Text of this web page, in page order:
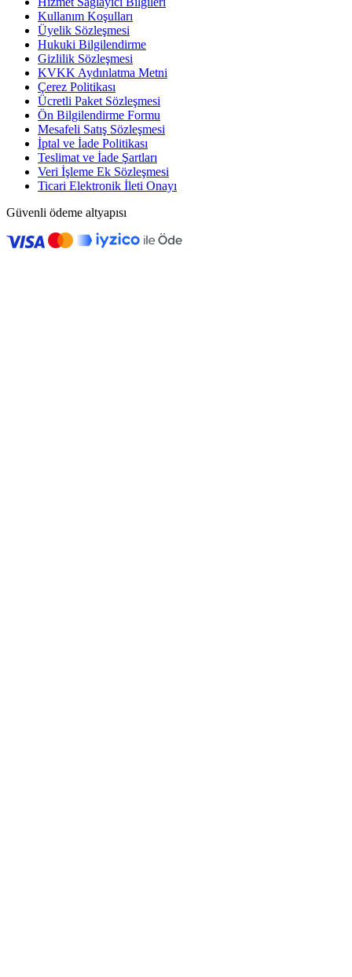
Kullanım Koşulları
Üyelik Sözleşmesi
Hukuki Bilgilendirme
Gizlilik Sözleşmesi
KVKK Aydınlatma Metni
Çerez Politikası
Ücretli Paket Sözleşmesi
Ön Bilgilendirme Formu
Mesafeli Satış Sözleşmesi
İptal ve İade Politikası
Teslimat ve İade Şartları
Veri İşleme Ek Sözleşmesi
Ticari Elektronik İleti Onayı
Güvenli ödeme altyapısı